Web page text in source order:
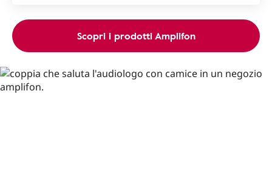
Scopri i prodotti Amplifon